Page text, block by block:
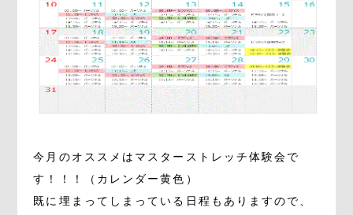
今月のオススメはマスターストレッチ体験会で
す！！！（カレンダー黄色）
既に埋まってしまっている日程もありますので、